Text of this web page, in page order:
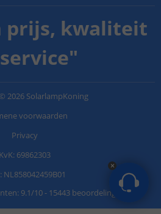
prijs, kwaliteit
"
© 2026 SolarlampKoning
voorwaarden
Privacy
KvK: 69862303
NL858042459B01
9.1/10- 15443 beoordelingen